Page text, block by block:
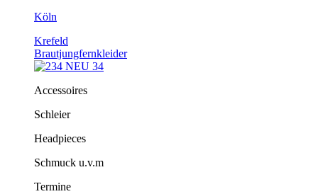
Köln
Krefeld
Brautjungfernkleider
Accessoires
Schleier
Headpieces
Schmuck u.v.m
Termine